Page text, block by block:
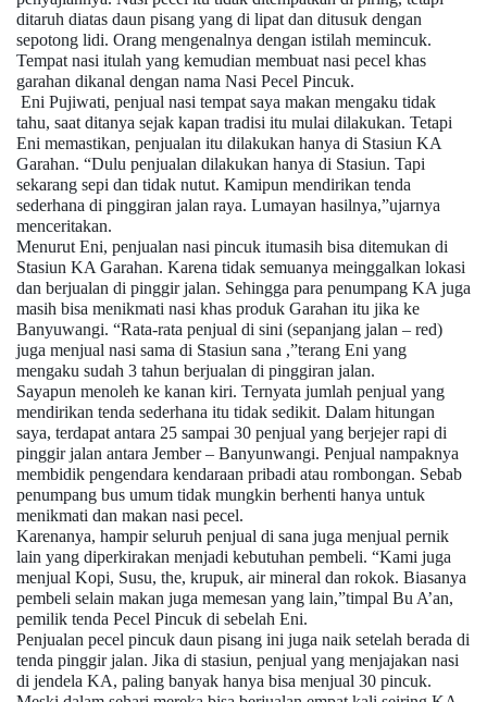
ditaruh diatas daun pisang yang di lipat dan ditusuk dengan
sepotong lidi. Orang mengenalnya dengan istilah memincuk.
Tempat nasi itulah yang kemudian membuat nasi pecel khas
garahan dikanal dengan nama Nasi Pecel Pincuk.
Eni Pujiwati, penjual nasi tempat saya makan mengaku tidak
tahu, saat ditanya sejak kapan tradisi itu mulai dilakukan. Tetapi
Eni memastikan, penjualan itu dilakukan hanya di Stasiun KA
Garahan. “Dulu penjualan dilakukan hanya di Stasiun. Tapi
sekarang sepi dan tidak nutut. Kamipun mendirikan tenda
sederhana di pinggiran jalan raya. Lumayan hasilnya,”ujarnya
menceritakan.
Menurut Eni, penjualan nasi pincuk itumasih bisa ditemukan di
Stasiun KA Garahan. Karena tidak semuanya meinggalkan lokasi
dan berjualan di pinggir jalan. Sehingga para penumpang KA juga
masih bisa menikmati nasi khas produk Garahan itu jika ke
Banyuwangi. “Rata-rata penjual di sini (sepanjang jalan – red)
juga menjual nasi sama di Stasiun sana ,”terang Eni yang
mengaku sudah 3 tahun berjualan di pinggiran jalan.
Sayapun menoleh ke kanan kiri. Ternyata jumlah penjual yang
mendirikan tenda sederhana itu tidak sedikit. Dalam hitungan
saya, terdapat antara 25 sampai 30 penjual yang berjejer rapi di
pinggir jalan antara Jember – Banyunwangi. Penjual nampaknya
membidik pengendara kendaraan pribadi atau rombongan. Sebab
penumpang bus umum tidak mungkin berhenti hanya untuk
menikmati dan makan nasi pecel.
Karenanya, hampir seluruh penjual di sana juga menjual pernik
lain yang diperkirakan menjadi kebutuhan pembeli. “Kami juga
menjual Kopi, Susu, the, krupuk, air mineral dan rokok. Biasanya
pembeli selain makan juga memesan yang lain,”timpal Bu A’an,
pemilik tenda Pecel Pincuk di sebelah Eni.
Penjualan pecel pincuk daun pisang ini juga naik setelah berada di
tenda pinggir jalan. Jika di stasiun, penjual yang menjajakan nasi
di jendela KA, paling banyak hanya bisa menjual 30 pincuk.